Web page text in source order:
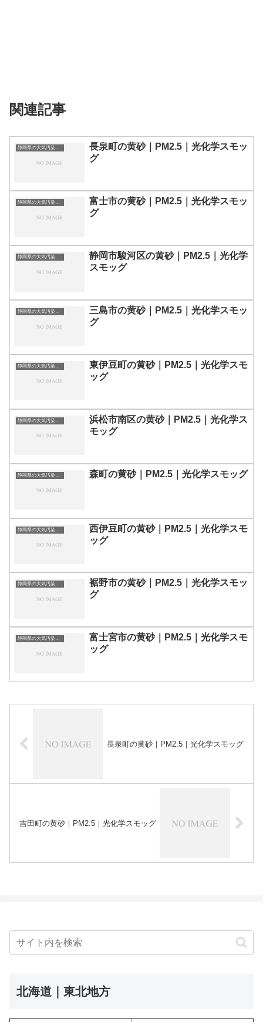
関連記事
静岡県の大気汚染・PM2.5・黄砂・エアロゾルの数値
長泉町の黄砂｜PM2.5｜光化学スモッ
グ
静岡県の大気汚染・PM2.5・黄砂・エアロゾルの数値
富士市の黄砂｜PM2.5｜光化学スモッ
グ
静岡県の大気汚染・PM2.5・黄砂・エアロゾルの数値
静岡市駿河区の黄砂｜PM2.5｜光化学
スモッグ
静岡県の大気汚染・PM2.5・黄砂・エアロゾルの数値
三島市の黄砂｜PM2.5｜光化学スモッ
グ
静岡県の大気汚染・PM2.5・黄砂・エアロゾルの数値
東伊豆町の黄砂｜PM2.5｜光化学スモ
ッグ
静岡県の大気汚染・PM2.5・黄砂・エアロゾルの数値
浜松市南区の黄砂｜PM2.5｜光化学ス
モッグ
静岡県の大気汚染・PM2.5・黄砂・エアロゾルの数値 森町の黄砂｜PM2.5｜光化学スモッグ
静岡県の大気汚染・PM2.5・黄砂・エアロゾルの数値
西伊豆町の黄砂｜PM2.5｜光化学スモ
ッグ
静岡県の大気汚染・PM2.5・黄砂・エアロゾルの数値
裾野市の黄砂｜PM2.5｜光化学スモッ
グ
静岡県の大気汚染・PM2.5・黄砂・エアロゾルの数値
富士宮市の黄砂｜PM2.5｜光化学スモ
ッグ
長泉町の黄砂｜PM2.5｜光化学スモッグ
吉田町の黄砂｜PM2.5｜光化学スモッグ
北海道｜東北地方